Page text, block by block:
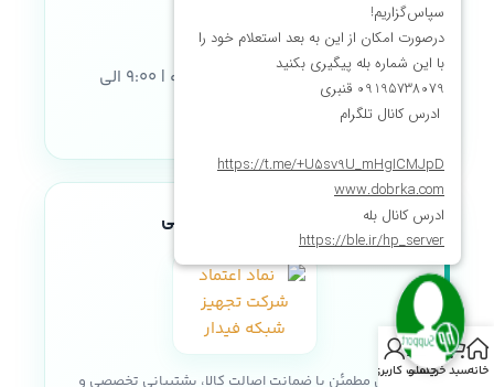
ایمیل:
ساعات پاسخگویی:
شنبه تا پنجشنبه | ۹:۰۰ الی
۱۸:۰۰
نماد اعتماد الکترونیکی
خریدی مطمئن با ضمانت اصالت کالا، پشتیبانی تخصصی و خانهسبد خریدمنو
حساب کاربری من